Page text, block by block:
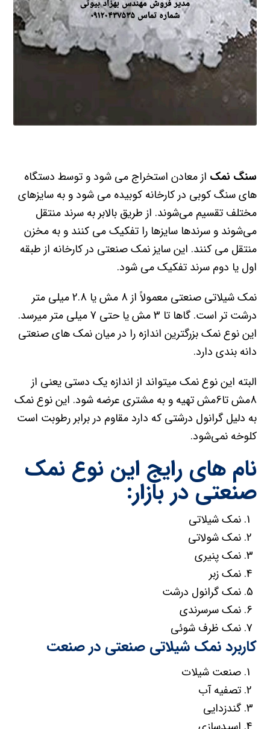
سنگ نمک از معادن استخراج می شود و توسط دستگاه
های سنگ کوبی در کارخانه کوبیده می شود و به سایزهای
مختلف تقسیم می‌شوند. از طریق بالابر به سرند منتقل
می‌شوند و سرندها سایزها را تفکیک می کنند و به مخزن
منتقل می کنند. این سایز نمک صنعتی در کارخانه از طبقه
اول یا دوم سرند تفکیک می شود.
نمک شیلاتی صنعتی معمولاً از 8 مش یا 2.8 میلی متر
درشت تر است. گاها تا 3 مش یا حتی 7 میلی متر میرسد.
این نوع نمک بزرگترین اندازه را در میان نمک های صنعتی
دانه بندی دارد.
البته این نوع نمک میتواند از اندازه یک دستی یعنی از
8مش تا6مش تهیه و به مشتری عرضه شود. این نوع نمک
به دلیل گرانول درشتی که دارد مقاوم در برابر رطوبت است
کلوخه نمی‌شود.
نام های رایج این نوع نمک
صنعتی در بازار:
نمک شیلاتی
نمک شولاتی
نمک پنیری
نمک زبر
نمک گرانول درشت
نمک سرسرندی
نمک ظرف شوئی
کاربرد نمک شیلاتی صنعتی در صنعت
صنعت شیلات
تصفیه آب
گندزدایی